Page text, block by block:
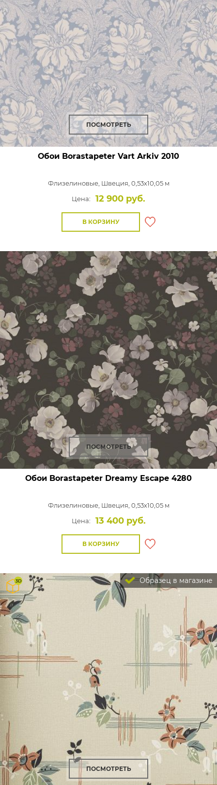
ПОСМОТРЕТЬ
Обои Borastapeter Vart Arkiv 2010
Флизелиновые, Швеция, 0,53x10,05 м
Цена:
12 900 руб.
В КОРЗИНУ
ПОСМОТРЕТЬ
Обои Borastapeter Dreamy Escape 4280
Флизелиновые, Швеция, 0,53x10,05 м
Цена:
13 400 руб.
В КОРЗИНУ
Образец в магазине
ПОСМОТРЕТЬ